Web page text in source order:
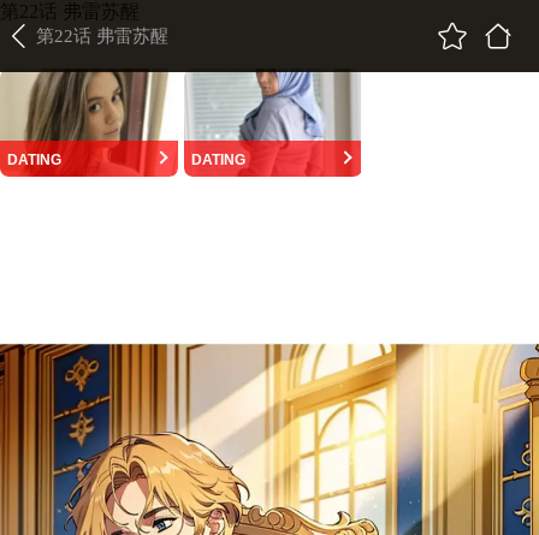
第22话 弗雷苏醒
第22话 弗雷苏醒
DATING DATING